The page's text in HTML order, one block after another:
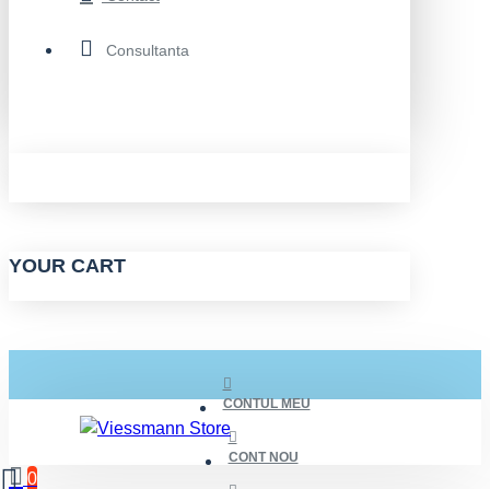
Consultanta
YOUR CART
CONTUL MEU
CONT NOU
0